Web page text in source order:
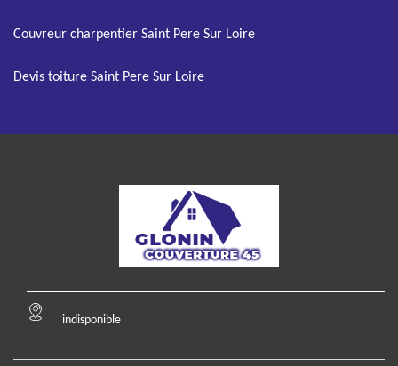
Couvreur charpentier Saint Pere Sur Loire
Devis toiture Saint Pere Sur Loire
indisponible